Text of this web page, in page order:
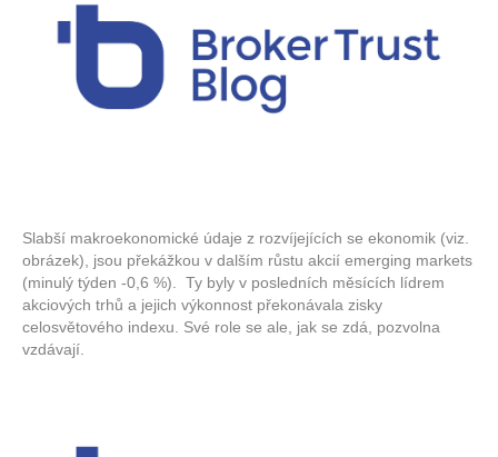
Slabší makroekonomické údaje z rozvíjejících se ekonomik (viz.
obrázek), jsou překážkou v dalším růstu akcií emerging markets
(minulý týden -0,6 %). Ty byly v posledních měsících lídrem
akciových trhů a jejich výkonnost překonávala zisky
celosvětového indexu. Své role se ale, jak se zdá, pozvolna
vzdávají.